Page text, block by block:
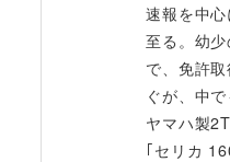
速報を中
至る。幼
で、免許
ぐが、中
ヤマハ製
｢セリカ